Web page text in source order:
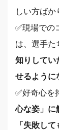
しい方ばか
✅️現場での
は、選手た
知りしてい
せるように
✅️好奇心を
心な姿」に
「失敗し